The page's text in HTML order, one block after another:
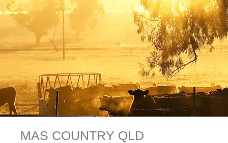
MAS COUNTRY QLD